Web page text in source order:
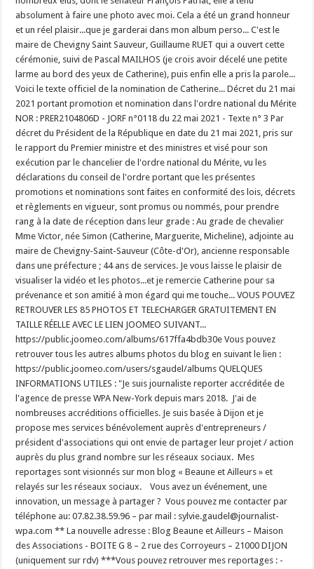
absolument à faire une photo avec moi. Cela a été un grand honneur
et un réel plaisir...que je garderai dans mon album perso... C'est le
maire de Chevigny Saint Sauveur, Guillaume RUET qui a ouvert cette
cérémonie, suivi de Pascal MAILHOS (je crois avoir décelé une petite
larme au bord des yeux de Catherine), puis enfin elle a pris la parole...
Voici le texte officiel de la nomination de Catherine... Décret du 21 mai
2021 portant promotion et nomination dans l'ordre national du Mérite
NOR : PRER2104806D - JORF n°0118 du 22 mai 2021 - Texte n° 3 Par
décret du Président de la République en date du 21 mai 2021, pris sur
le rapport du Premier ministre et des ministres et visé pour son
exécution par le chancelier de l'ordre national du Mérite, vu les
déclarations du conseil de l'ordre portant que les présentes
promotions et nominations sont faites en conformité des lois, décrets
et règlements en vigueur, sont promus ou nommés, pour prendre
rang à la date de réception dans leur grade : Au grade de chevalier
Mme Victor, née Simon (Catherine, Marguerite, Micheline), adjointe au
maire de Chevigny-Saint-Sauveur (Côte-d'Or), ancienne responsable
dans une préfecture ; 44 ans de services. Je vous laisse le plaisir de
visualiser la vidéo et les photos...et je remercie Catherine pour sa
prévenance et son amitié à mon égard qui me touche... VOUS POUVEZ
RETROUVER LES 85 PHOTOS ET TELECHARGER GRATUITEMENT EN
TAILLE RÉELLE AVEC LE LIEN JOOMEO SUIVANT...
https://public.joomeo.com/albums/617ffa4bdb30e Vous pouvez
retrouver tous les autres albums photos du blog en suivant le lien :
https://public.joomeo.com/users/sgaudel/albums QUELQUES
INFORMATIONS UTILES : "Je suis journaliste reporter accréditée de
l'agence de presse WPA New-York depuis mars 2018. J'ai de
nombreuses accréditions officielles. Je suis basée à Dijon et je
propose mes services bénévolement auprès d'entrepreneurs /
président d'associations qui ont envie de partager leur projet / action
auprès du plus grand nombre sur les réseaux sociaux. Mes
reportages sont visionnés sur mon blog « Beaune et Ailleurs » et
relayés sur les réseaux sociaux. Vous avez un événement, une
innovation, un message à partager ? Vous pouvez me contacter par
téléphone au: 07.82.38.59.96 – par mail : sylvie.gaudel@journalist-
wpa.com ** La nouvelle adresse : Blog Beaune et Ailleurs – Maison
des Associations - BOITE G 8 – 2 rue des Corroyeurs – 21000 DIJON
(uniquement sur rdv) ***Vous pouvez retrouver mes reportages : -